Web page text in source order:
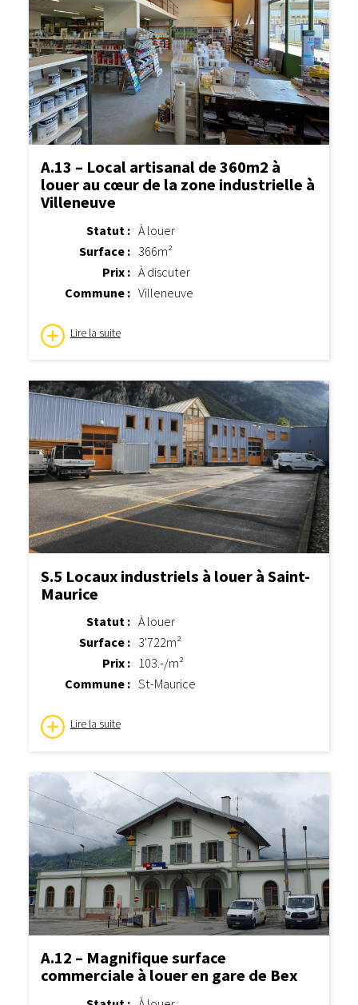
A.13 – Local artisanal de 360m2 à
louer au cœur de la zone industrielle à
Villeneuve
Statut : À louer
Surface : 366m²
Prix : À discuter
Commune : Villeneuve
Lire la suite
S.5 Locaux industriels à louer à Saint-
Maurice
Statut : À louer
Surface : 3'722m²
Prix : 103.-/m²
Commune : St-Maurice
Lire la suite
A.12 – Magnifique surface
commerciale à louer en gare de Bex